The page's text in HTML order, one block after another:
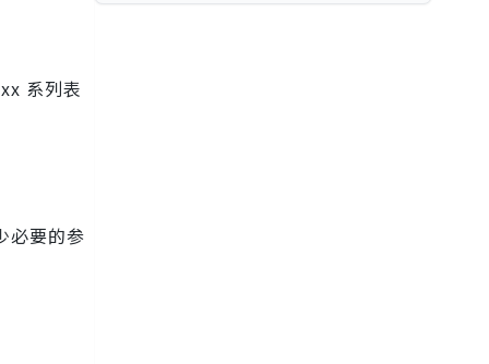
系列表
必要的参